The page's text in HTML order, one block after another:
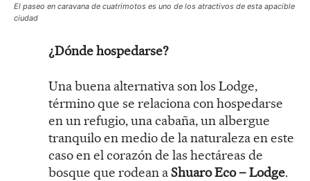
El paseo en caravana de cuatrimotos es uno de los atractivos de esta apacible
ciudad
¿Dónde hospedarse?
Una buena alternativa son los Lodge,
término que se relaciona con hospedarse
en un refugio, una cabaña, un albergue
tranquilo en medio de la naturaleza en este
caso en el corazón de las hectáreas de
bosque que rodean aShuaro Eco – Lodge.